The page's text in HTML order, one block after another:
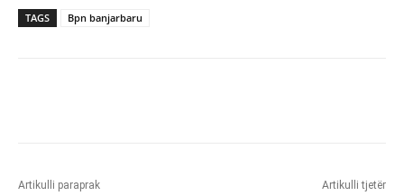
TAGS Bpn banjarbaru
Artikulli paraprak Artikulli tjetër